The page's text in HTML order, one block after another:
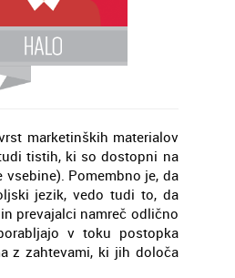
marketinških materialov
tistih, ki so dostopni na
Pomembno je, da
jezik, vedo tudi to, da
prevajalci namreč odlično
v toku postopka
z zahtevami, ki jih določa